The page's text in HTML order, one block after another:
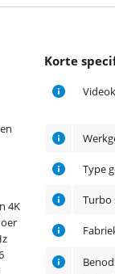
Korte
Type
Turbo
4K